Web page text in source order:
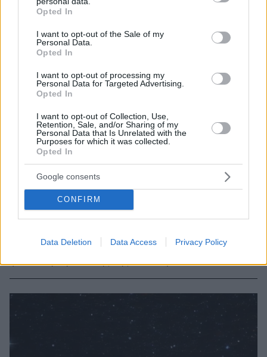
grant or deny consent to Google and its third-party tags to
use your data for below specified purposes in below Google
consent section.
Opted In
I want to opt-out of the Sale of my
Personal Data.
Opted In
I want to opt-out of processing my
Personal Data for Targeted Advertising.
Opted In
I want to opt-out of Collection, Use,
Retention, Sale, and/or Sharing of my
Personal Data that Is Unrelated with the
Purposes for which it was collected.
Opted In
Google consents
CONFIRM
Data Deletion Data Access Privacy Policy
Δεύτερο Φεγγάρι στη Γη για δύο μήνες - Ο «σκοτεινός
Πρόκειται για έναν αστεροειδή που την Κυριακή θα
φτάσει την τροχιά της Γης - Δείτε βίντεο